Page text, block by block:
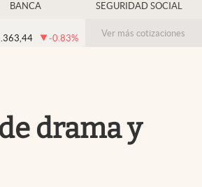
USA
Colombia
BANCA SEGURIDAD SOCIAL
-0.83% Ver más cotizaciones
drama y